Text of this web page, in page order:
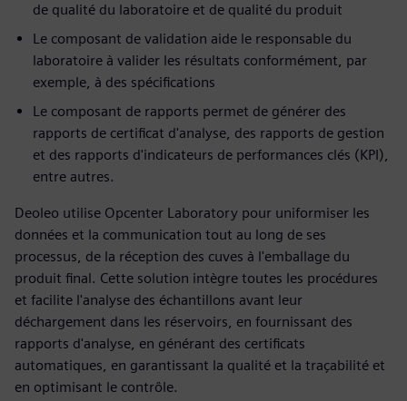
de qualité du laboratoire et de qualité du produit
Le composant de validation aide le responsable du
laboratoire à valider les résultats conformément, par
exemple, à des spécifications
Le composant de rapports permet de générer des
rapports de certificat d'analyse, des rapports de gestion
et des rapports d'indicateurs de performances clés (KPI),
entre autres.
Deoleo utilise Opcenter Laboratory pour uniformiser les
données et la communication tout au long de ses
processus, de la réception des cuves à l'emballage du
produit final. Cette solution intègre toutes les procédures
et facilite l'analyse des échantillons avant leur
déchargement dans les réservoirs, en fournissant des
rapports d'analyse, en générant des certificats
automatiques, en garantissant la qualité et la traçabilité et
en optimisant le contrôle.